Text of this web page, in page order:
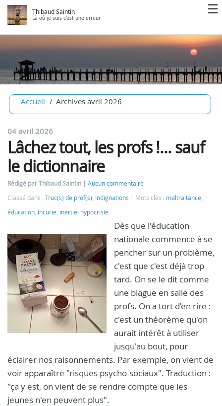
Thibaud Saintin
Là où je suis c'est une erreur
Accueil Archives avril 2026
04 avril 2026
Lâchez tout, les profs !... sauf
le dictionnaire
Rédigé par Thibaud Saintin
Aucun commentaire
Classé dans : Truc(s) de prof(s), Indignations Mots clés : maltraitance,
éducation, incurie, inertie, hypocrisie
Dès que l'éducation
nationale commence à se
pencher sur un problème,
c'est que c'est déjà trop
tard. On se le dit comme
une blague en salle des
profs. On a tort d’en rire :
c'est un théorème qu'on
aurait intérêt à utiliser
jusqu'au bout, pour
éclairer nos raisonnements. Par exemple, on vient de
voir apparaître "risques psycho-sociaux". Traduction :
"ça y est, on vient de se rendre compte que les
jeunes n'en peuvent plus".